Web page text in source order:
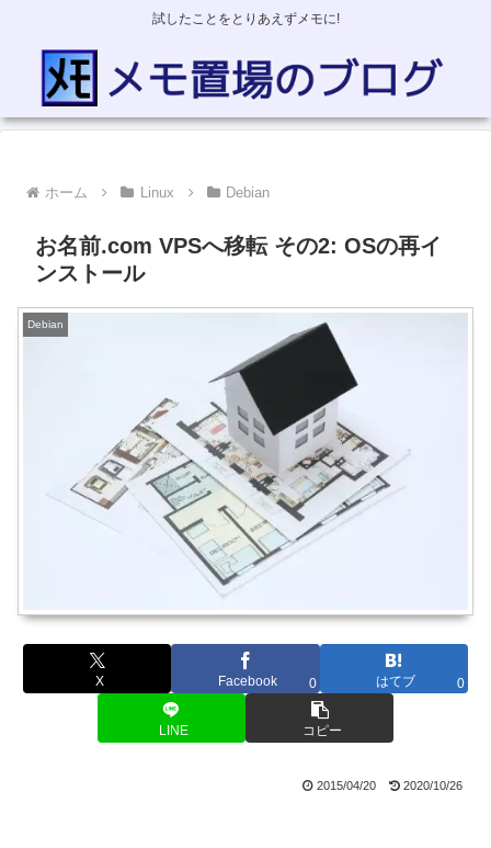
試したことをとりあえずメモに!
ホーム Linux Debian
お名前.com VPSへ移転 その2: OSの再イ
ンストール
Debian
X Facebook 0 はてブ 0
LINE コピー
2015/04/20 2020/10/26